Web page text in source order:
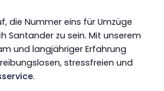
die Nummer eins für Umzüge
Santander zu sein. Mit unserem
und langjähriger Erfahrung
stressfreien und
.